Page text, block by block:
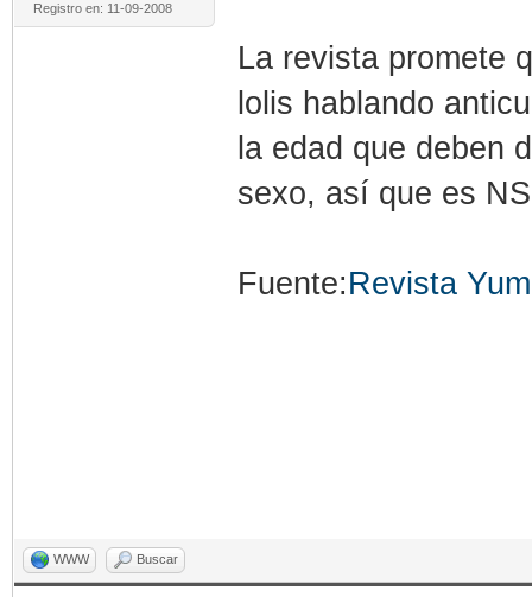
Registro en: 11-09-2008
La revista promete
lolis hablando
la edad que deben
sexo, así que es
Fuente:Revista
WWW Buscar